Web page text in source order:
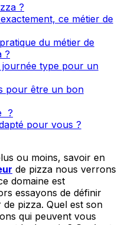
?
ce métier de
du métier de
?
journée type pour un
pour être un bon
?
pour vous ?
ou moins, savoir en
de pizza nous verrons
domaine est
essayons de définir
pizza. Quel est son
qui peuvent vous